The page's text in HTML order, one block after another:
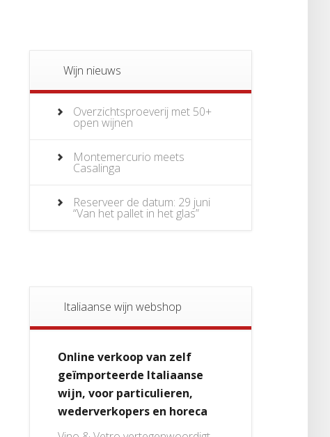
Wijn nieuws
Overzichtsproeverij met 50+
open wijnen
Montemercurio meets
Casalinga
Reserveer de datum: 29 juni
“Van het pallet in het glas”
Italiaanse wijn webshop
Online verkoop van zelf
geïmporteerde Italiaanse
wijn, voor particulieren,
wederverkopers en horeca